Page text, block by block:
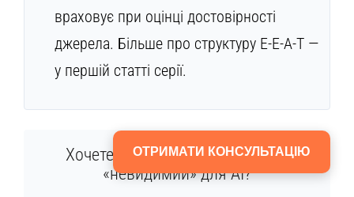
враховує при оцінці достовірності
джерела. Більше про структуру E-E-A-T —
у першій статті серії.
Хочете знати, де саме ваш сайт
«невидимий» для AI?
ОТРИМАТИ КОНСУЛЬТАЦІЮ